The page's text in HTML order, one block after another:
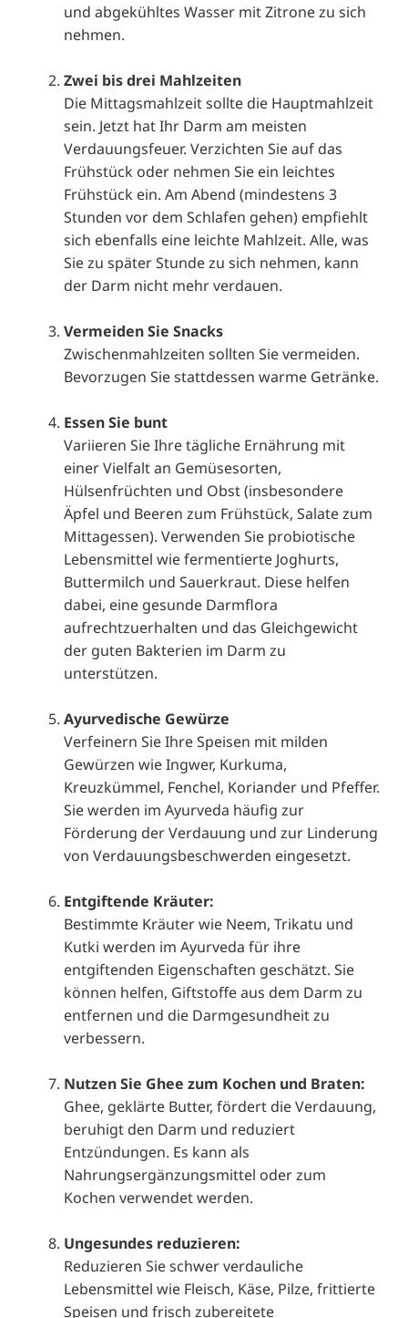
und abgekühltes Wasser mit Zitrone zu sich
nehmen.
Zwei bis drei Mahlzeiten
Die Mittagsmahlzeit sollte die Hauptmahlzeit
sein. Jetzt hat Ihr Darm am meisten
Verdauungsfeuer. Verzichten Sie auf das
Frühstück oder nehmen Sie ein leichtes
Frühstück ein. Am Abend (mindestens 3
Stunden vor dem Schlafen gehen) empfiehlt
sich ebenfalls eine leichte Mahlzeit. Alle, was
Sie zu später Stunde zu sich nehmen, kann
der Darm nicht mehr verdauen.
Vermeiden Sie Snacks
Zwischenmahlzeiten sollten Sie vermeiden.
Bevorzugen Sie stattdessen warme Getränke.
Essen Sie bunt
Variieren Sie Ihre tägliche Ernährung mit
einer Vielfalt an Gemüsesorten,
Hülsenfrüchten und Obst (insbesondere
Äpfel und Beeren zum Frühstück, Salate zum
Mittagessen). Verwenden Sie probiotische
Lebensmittel wie fermentierte Joghurts,
Buttermilch und Sauerkraut. Diese helfen
dabei, eine gesunde Darmflora
aufrechtzuerhalten und das Gleichgewicht
der guten Bakterien im Darm zu
unterstützen.
Ayurvedische Gewürze
Verfeinern Sie Ihre Speisen mit milden
Gewürzen wie Ingwer, Kurkuma,
Kreuzkümmel, Fenchel, Koriander und Pfeffer.
Sie werden im Ayurveda häufig zur
Förderung der Verdauung und zur Linderung
von Verdauungsbeschwerden eingesetzt.
Entgiftende Kräuter:
Bestimmte Kräuter wie Neem, Trikatu und
Kutki werden im Ayurveda für ihre
entgiftenden Eigenschaften geschätzt. Sie
können helfen, Giftstoffe aus dem Darm zu
entfernen und die Darmgesundheit zu
verbessern.
Nutzen Sie Ghee zum Kochen und Braten:
Ghee, geklärte Butter, fördert die Verdauung,
beruhigt den Darm und reduziert
Entzündungen. Es kann als
Nahrungsergänzungsmittel oder zum
Kochen verwendet werden.
Ungesundes reduzieren:
Reduzieren Sie schwer verdauliche
Lebensmittel wie Fleisch, Käse, Pilze, frittierte
Speisen und frisch zubereitete